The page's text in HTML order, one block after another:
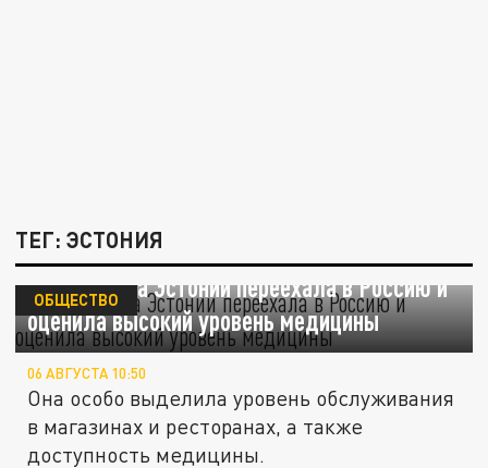
ТЕГ: ЭСТОНИЯ
Жительница Эстонии переехала в Россию и
оценила высокий уровень медицины
ОБЩЕСТВО
06 АВГУСТА 10:50
Она особо выделила уровень обслуживания
в магазинах и ресторанах, а также
доступность медицины.